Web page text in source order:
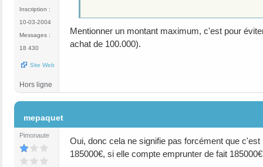
Inscription :
10-03-2004
Messages :
18 430
Site Web
Mentionner un montant maximum, c'est pour
achat de 100.000).
Hors ligne
mepaquet
Pimonaute
Oui, donc cela ne signifie pas forcément que
185000€, si elle compte emprunter de fait